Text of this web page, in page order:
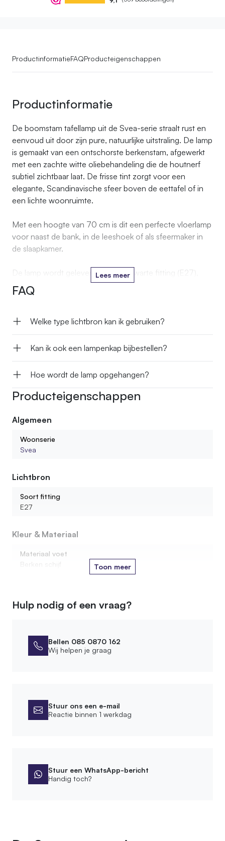
ProductinformatieFAQProducteigenschappen
Productinformatie
De boomstam tafellamp uit de Svea-serie straalt rust en
eenvoud uit door zijn pure, natuurlijke uitstraling. De lamp
is gemaakt van een ontschorste berkenstam, afgewerkt
met een zachte witte oliebehandeling die de houtnerf
subtiel zichtbaar laat. De frisse tint zorgt voor een
elegante, Scandinavische sfeer boven de eettafel of in
een lichte woonruimte.
Met een hoogte van 70 cm is dit een perfecte vloerlamp
voor naast de bank, in de leeshoek of als sfeermaker in
de slaapkamer.
De lamp wordt geleverd met een zwarte fitting (E27),
zwarte kabel met schakelaar, maar zonder lampenkap, zo
kun je zelf een kap kiezen die perfect aansluit bij jouw
Lees meer
FAQ
Welke type lichtbron kan ik gebruiken?
Kan ik ook een lampenkap bijbestellen?
Hoe wordt de lamp opgehangen?
Producteigenschappen
Algemeen
Woonserie
Svea
Lichtbron
Soort fitting
E27
Kleur & Materiaal
Materiaal voet
Berken schijf
Kleur oliebehandeling
Afmetingen
Montage
Vrijstaand
Toon meer
Hulp nodig of een vraag?
Bellen 085 0870 162
Wij helpen je graag
Stuur ons een e-mail
Reactie binnen 1 werkdag
Stuur een WhatsApp-bericht
Handig toch?